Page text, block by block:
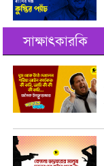
সাক্ষাৎকারকি